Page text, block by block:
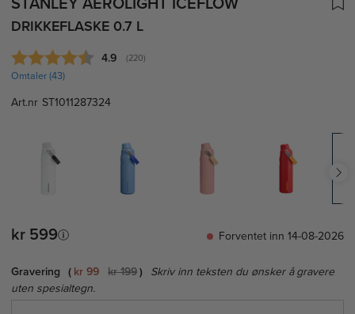
STANLEY AEROLIGHT ICEFLOW
DRIKKEFLASKE 0.7 L
Gjennomsnittskarakter:
4.9 (stemmer:
220)
Omtaler (43)
Art.nr ST1011287324
kr 599 Forventet inn 14-08-2026
Gravering kr 99 kr 199
Skriv inn teksten du ønsker å gravere
uten spesialtegn.